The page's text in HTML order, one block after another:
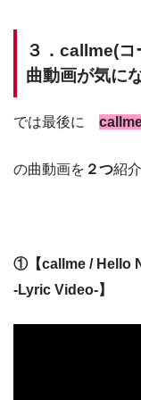
３．callme(コ
曲動画が気に
では最後に
の曲動画を ２つ紹
①【callme / Hello
-Lyric Video-】